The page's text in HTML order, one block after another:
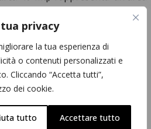
privacy
la tua esperienza di
o contenuti personalizzati e
Cliccando “Accetta tutti”,
dei cookie.
tutto Accettare tutto
con ampie finestre da cui si
spazioso giardino privato
zone, una verde e una
117 mq